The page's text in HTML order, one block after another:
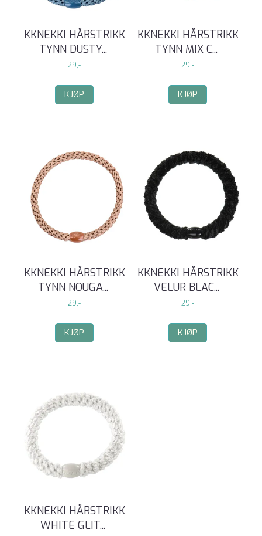
KKNEKKI HÅRSTRIKK
TYNN DUSTY...
29,-
KJØP
KKNEKKI HÅRSTRIKK
TYNN MIX C...
29,-
KJØP
KKNEKKI HÅRSTRIKK
TYNN NOUGA...
29,-
KJØP
KKNEKKI HÅRSTRIKK
VELUR BLAC...
29,-
KJØP
KKNEKKI HÅRSTRIKK
WHITE GLIT...